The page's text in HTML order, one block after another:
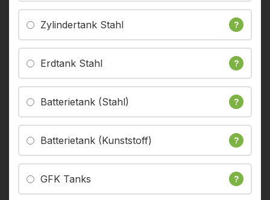
Zylindertank Stahl ?
Erdtank Stahl ?
Batterietank (Stahl) ?
Batterietank (Kunststoff) ?
GFK Tanks ?